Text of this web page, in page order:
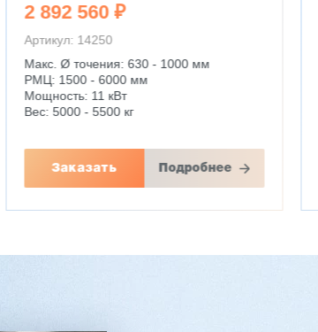
2 892 560 ₽
Артикул: 14250
Макс. Ø точения: 630 - 1000 мм
РМЦ: 1500 - 6000 мм
Мощность: 11 кВт
Вес: 5000 - 5500 кг
Заказать Подробнее